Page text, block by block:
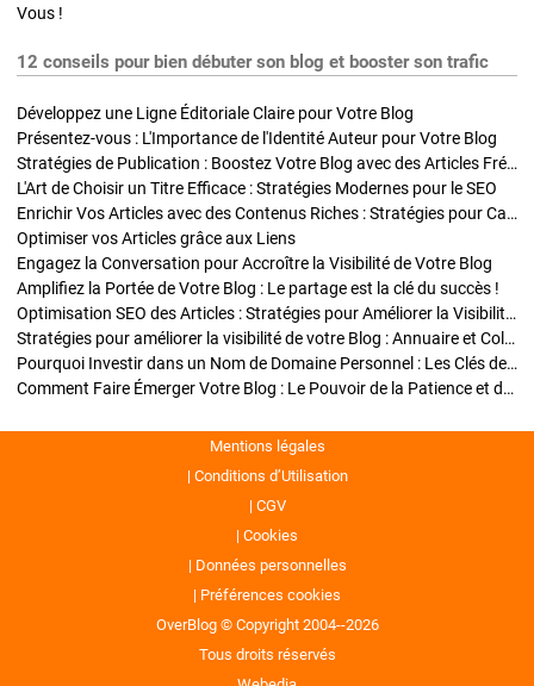
Vous !
12 conseils pour bien débuter son blog et booster son trafic
Développez une Ligne Éditoriale Claire pour Votre Blog
Présentez-vous : L'Importance de l'Identité Auteur pour Votre Blog
Stratégies de Publication : Boostez Votre Blog avec des Articles Fréquents et Exclusifs
L'Art de Choisir un Titre Efficace : Stratégies Modernes pour le SEO
Enrichir Vos Articles avec des Contenus Riches : Stratégies pour Captiver et Optimiser
Optimiser vos Articles grâce aux Liens
Engagez la Conversation pour Accroître la Visibilité de Votre Blog
Amplifiez la Portée de Votre Blog : Le partage est la clé du succès !
Optimisation SEO des Articles : Stratégies pour Améliorer la Visibilité de Votre Blog
Stratégies pour améliorer la visibilité de votre Blog : Annuaire et Collaborations
Pourquoi Investir dans un Nom de Domaine Personnel : Les Clés de la Réussite de Votre Blog
Comment Faire Émerger Votre Blog : Le Pouvoir de la Patience et de la Persévérance
Mentions légales
Conditions d’Utilisation
CGV
Cookies
Données personnelles
Préférences cookies
OverBlog © Copyright 2004--2026
Tous droits réservés